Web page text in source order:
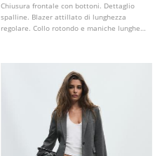
Chiusura frontale con bottoni. Dettaglio
spalline. Blazer attillato di lunghezza
regolare. Collo rotondo e maniche lunghe.